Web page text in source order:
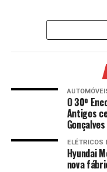
O 30º
Antigos
Gonçalves
ELÉTRICOS
Hyundai
nova